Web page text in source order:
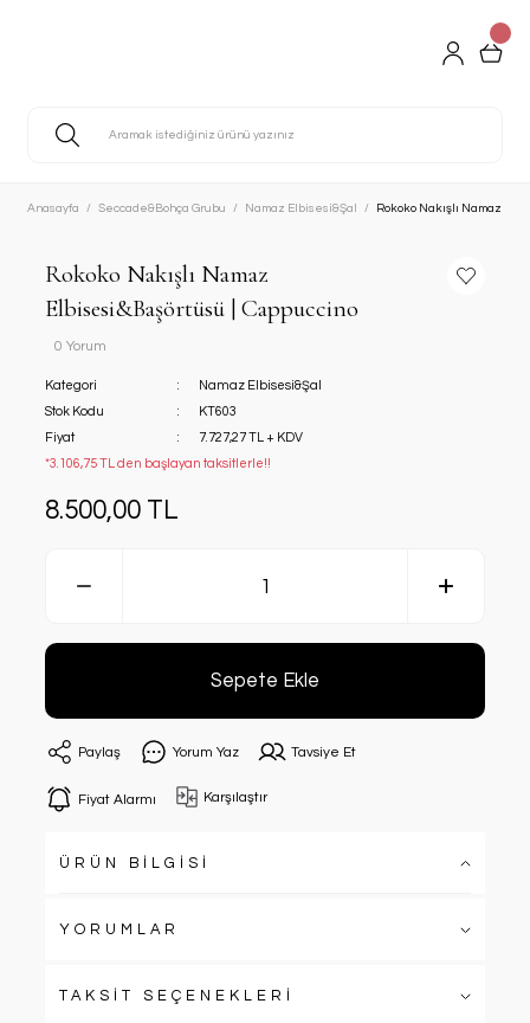
Anasayfa Seccade&Bohça Grubu Namaz Elbisesi&Şal Rokoko Nakışlı Namaz
Rokoko Nakışlı Namaz
Elbisesi&Başörtüsü | Cappuccino
0 Yorum
Kategori
Namaz Elbisesi&Şal
Stok Kodu
KT603
Fiyat
7.727,27 TL + KDV
*3.106,75 TL den başlayan taksitlerle!!
8.500,00 TL
Sepete Ekle
Paylaş Yorum Yaz Tavsiye Et
Fiyat Alarmı Karşılaştır
ÜRÜN BİLGİSİ
YORUMLAR
TAKSİT SEÇENEKLERİ